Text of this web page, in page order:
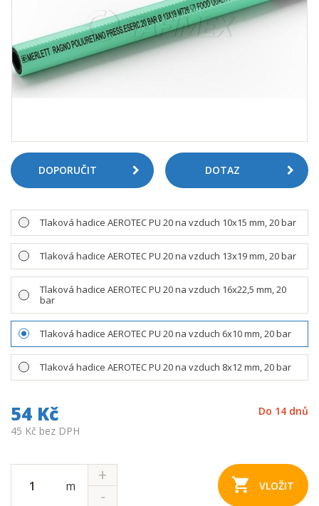
DOPORUČIT DOTAZ
Tlaková hadice AEROTEC PU 20 na vzduch 10x15 mm, 20 bar
Tlaková hadice AEROTEC PU 20 na vzduch 13x19 mm, 20 bar
Tlaková hadice AEROTEC PU 20 na vzduch 16x22,5 mm, 20
bar
Tlaková hadice AEROTEC PU 20 na vzduch 6x10 mm, 20 bar
Tlaková hadice AEROTEC PU 20 na vzduch 8x12 mm, 20 bar
54 Kč
45 Kč bez DPH
Do 14 dnů
m VLOŽIT